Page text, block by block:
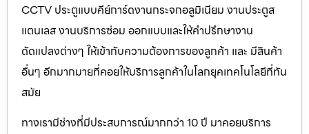
CCTV ประตูแบบคีย์การ์ดงานกระจกอลูมิเนียม งานประตูส
แตนเลส งานบริการซ่อม ออกแบบและให้คำปรึกษางาน
ดัดแปลงต่างๆ ให้เข้ากับความต้องการของลูกค้า และ มีสินค้า
อื่นๆ อีกมากมายที่คอยให้บริการลูกค้าในโลกยุคเทคโนโลยีที่ทัน
สมัย
ทางเรามีช่างที่มีประสบการณ์มากกว่า 10 ปี มาคอยบริการ